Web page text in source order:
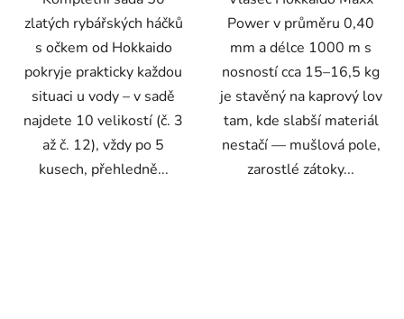
zlatých rybářských háčků
s očkem od Hokkaido
pokryje prakticky každou
situaci u vody – v sadě
najdete 10 velikostí (č. 3
až č. 12), vždy po 5
kusech, přehledně...
Power v průměru 0,40
mm a délce 1000 m s
nosností cca 15–16,5 kg
je stavěný na kaprový lov
tam, kde slabší materiál
nestačí — mušlová pole,
zarostlé zátoky...